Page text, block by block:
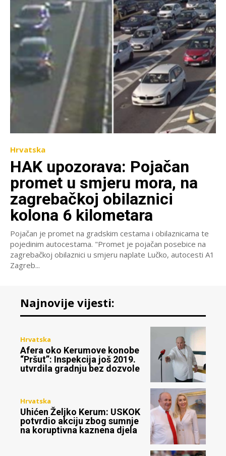
Hrvatska
HAK upozorava: Pojačan
promet u smjeru mora, na
zagrebačkoj obilaznici
kolona 6 kilometara
Pojačan je promet na gradskim cestama i obilaznicama te
pojedinim autocestama. "Promet je pojačan posebice na
zagrebačkoj obilaznici u smjeru naplate Lučko, autocesti A1
Zagreb...
Najnovije vijesti:
Hrvatska
Afera oko Kerumove konobe
“Pršut”: Inspekcija još 2019.
utvrdila gradnju bez dozvole
Hrvatska
Uhićen Željko Kerum: USKOK
potvrdio akciju zbog sumnje
na koruptivna kaznena djela